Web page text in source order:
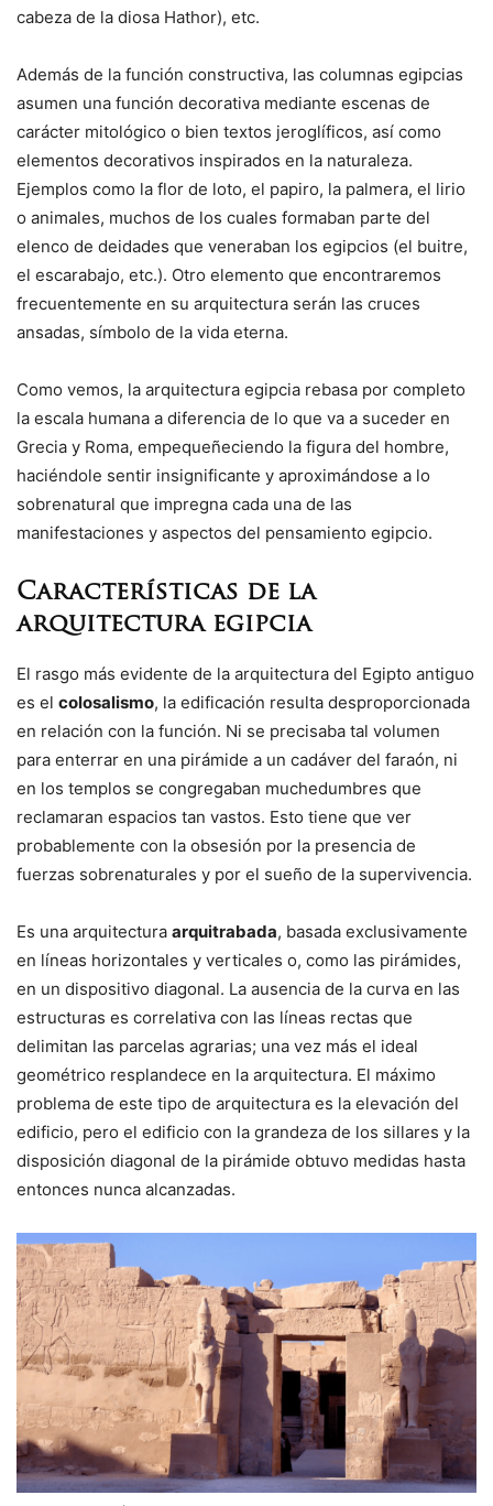
cabeza de la diosa Hathor), etc.
Además de la función constructiva, las columnas egipcias
asumen una función decorativa mediante escenas de
carácter mitológico o bien textos jeroglíficos, así como
elementos decorativos inspirados en la naturaleza.
Ejemplos como la flor de loto, el papiro, la palmera, el lirio
o animales, muchos de los cuales formaban parte del
elenco de deidades que veneraban los egipcios (el buitre,
el escarabajo, etc.). Otro elemento que encontraremos
frecuentemente en su arquitectura serán las cruces
ansadas, símbolo de la vida eterna.
Como vemos, la arquitectura egipcia rebasa por completo
la escala humana a diferencia de lo que va a suceder en
Grecia y Roma, empequeñeciendo la figura del hombre,
haciéndole sentir insignificante y aproximándose a lo
sobrenatural que impregna cada una de las
manifestaciones y aspectos del pensamiento egipcio.
Características de la
arquitectura egipcia
El rasgo más evidente de la arquitectura del Egipto antiguo
es el colosalismo, la edificación resulta desproporcionada
en relación con la función. Ni se precisaba tal volumen
para enterrar en una pirámide a un cadáver del faraón, ni
en los templos se congregaban muchedumbres que
reclamaran espacios tan vastos. Esto tiene que ver
probablemente con la obsesión por la presencia de
fuerzas sobrenaturales y por el sueño de la supervivencia.
Es una arquitectura arquitrabada, basada exclusivamente
en líneas horizontales y verticales o, como las pirámides,
en un dispositivo diagonal. La ausencia de la curva en las
estructuras es correlativa con las líneas rectas que
delimitan las parcelas agrarias; una vez más el ideal
geométrico resplandece en la arquitectura. El máximo
problema de este tipo de arquitectura es la elevación del
edificio, pero el edificio con la grandeza de los sillares y la
disposición diagonal de la pirámide obtuvo medidas hasta
entonces nunca alcanzadas.